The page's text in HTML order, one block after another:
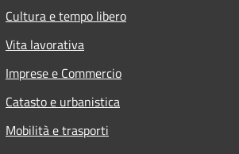
Cultura e tempo libero
Vita lavorativa
Imprese e Commercio
Catasto e urbanistica
Mobilità e trasporti